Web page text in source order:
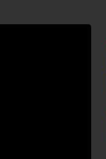
aux régions montagneuses